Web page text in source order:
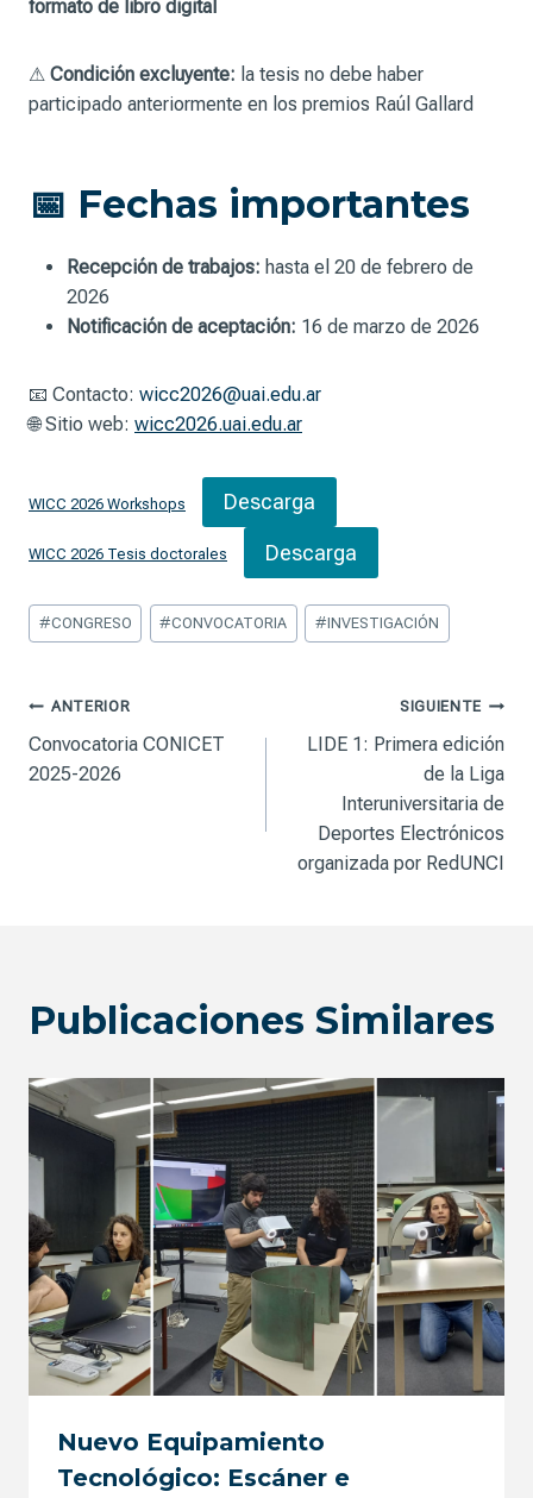
formato de libro digital
⚠ Condición excluyente: la tesis no debe haber
participado anteriormente en los premios Raúl Gallard
📅 Fechas importantes
Recepción de trabajos: hasta el 20 de febrero de
2026
Notificación de aceptación: 16 de marzo de 2026
📧 Contacto: wicc2026@uai.edu.ar
🌐 Sitio web: wicc2026.uai.edu.ar
WICC 2026 Workshops Descarga
WICC 2026 Tesis doctorales Descarga
Etiquetas
de
entrada:
#CONGRESO #CONVOCATORIA #INVESTIGACIÓN
Navegación
de
ANTERIOR
Convocatoria CONICET
2025-2026
SIGUIENTE
LIDE 1: Primera edición
de la Liga
Interuniversitaria de
Deportes Electrónicos
organizada por RedUNCI
Publicaciones Similares
Nuevo Equipamiento
Tecnológico: Escáner e